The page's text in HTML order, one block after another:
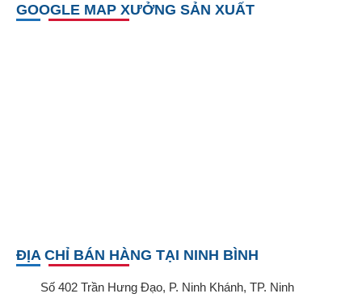
GOOGLE MAP XƯỞNG SẢN XUẤT
ĐỊA CHỈ BÁN HÀNG TẠI NINH BÌNH
Số 402 Trần Hưng Đạo, P. Ninh Khánh, TP. Ninh